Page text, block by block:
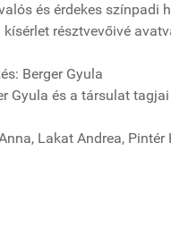
és érdekes színpadi
résztvevőivé
Berger Gyula
Gyula és a társulat tagjai
Lakat Andrea,